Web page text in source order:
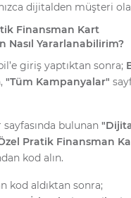
dijitalden müşteri
Finansman Kart
Nasıl Yararlanabilirim?
giriş yaptıktan sonra;
"Tüm Kampanyalar"
bulunan
Pratik Finansman
kod alın.
kod aldıktan sonra;